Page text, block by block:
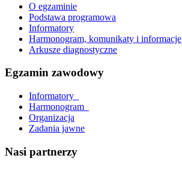
O egzaminie
Podstawa programowa
Informatory
Harmonogram, komunikaty i informacje
Arkusze diagnostyczne
Egzamin zawodowy
Informatory_
Harmonogram_
Organizacja
Zadania jawne
Nasi partnerzy